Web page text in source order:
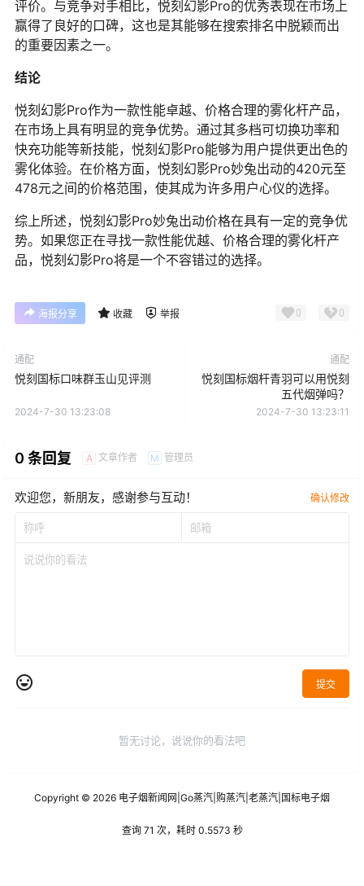
评价。与竞争对手相比，悦刻幻影Pro的优秀表现在市场上
赢得了良好的口碑，这也是其能够在搜索排名中脱颖而出
的重要因素之一。
结论
悦刻幻影Pro作为一款性能卓越、价格合理的雾化杆产品，
在市场上具有明显的竞争优势。通过其多档可切换功率和
快充功能等新技能，悦刻幻影Pro能够为用户提供更出色的
雾化体验。在价格方面，悦刻幻影Pro妙兔出动的420元至
478元之间的价格范围，使其成为许多用户心仪的选择。
综上所述，悦刻幻影Pro妙兔出动价格在具有一定的竞争优
势。如果您正在寻找一款性能优越、价格合理的雾化杆产
品，悦刻幻影Pro将是一个不容错过的选择。
海报分享 收藏 举报 0 0
通配
悦刻国标口味群玉山见评测
2024-7-30 13:23:08
通配
悦刻国标烟杆青羽可以用悦刻
五代烟弹吗？
2024-7-30 13:23:11
0 条回复 A 文章作者 M 管理员
欢迎您，新朋友，感谢参与互动！ 确认修改
提交
暂无讨论，说说你的看法吧
Copyright © 2026 电子烟新闻网 Go蒸汽 购蒸汽 老蒸汽 国标电子烟
查询 71 次，耗时 0.5573 秒